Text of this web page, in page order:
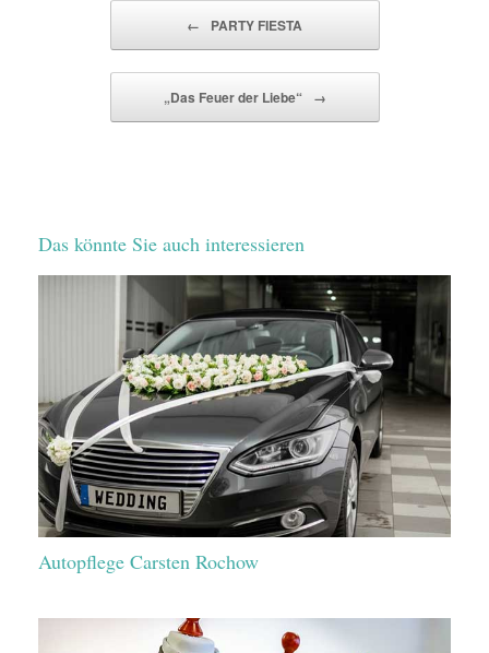
← PARTY FIESTA
„Das Feuer der Liebe“ →
Das könnte Sie auch interessieren
Autopflege Carsten Rochow